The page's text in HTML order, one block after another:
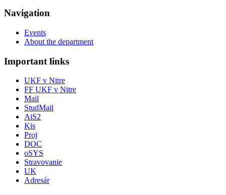
Navigation
Events
About the department
Important links
UKF v Nitre
FF UKF v Nitre
Mail
StudMail
AiS2
Kis
Proj
DOC
oSYS
Stravovanie
UK
Adresár